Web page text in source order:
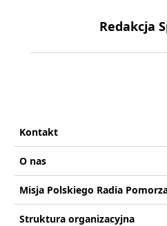
Redakcja
Kontakt
O nas
Misja Polskiego Radia
Struktura organizacyjna